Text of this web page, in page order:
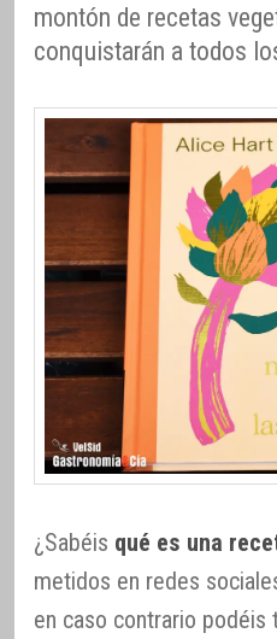
montón de recetas
conquistarán a todos
¿Sabéis qué es una
metidos en redes
en caso contrario podéis